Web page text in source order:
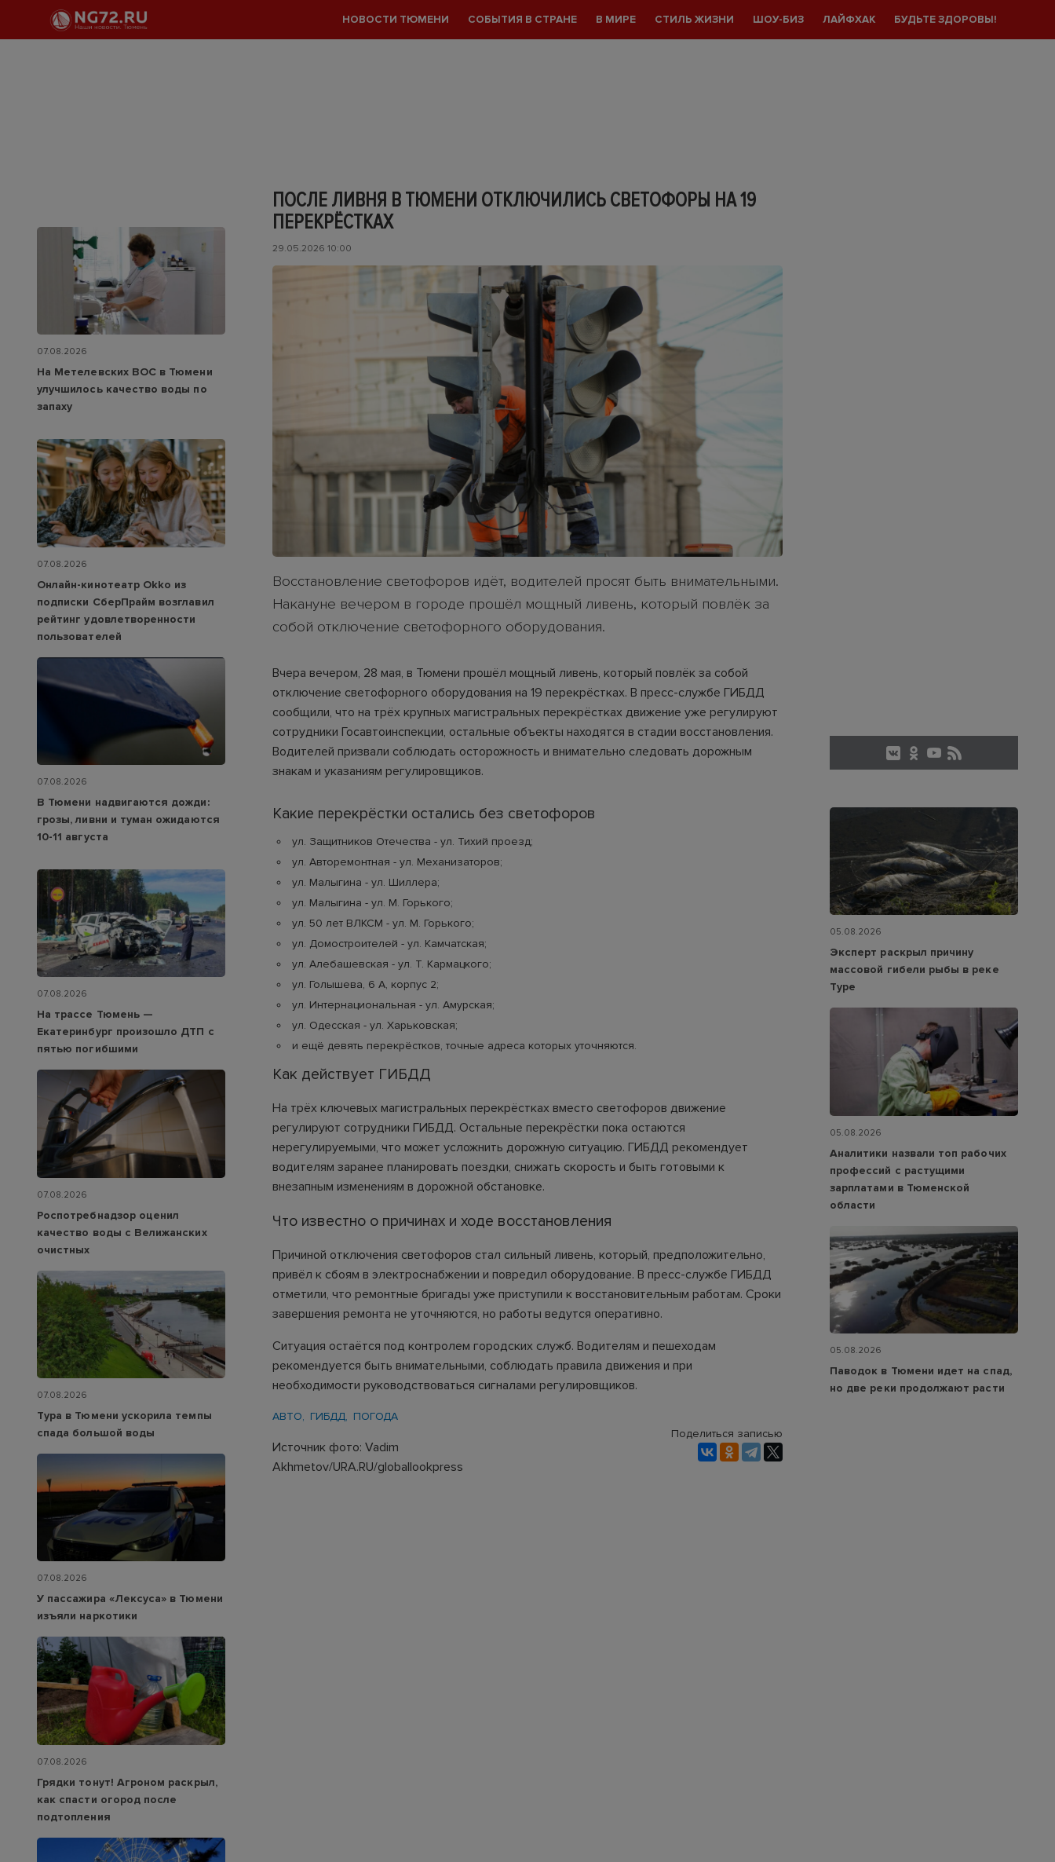
НОВОСТИ ТЮМЕНИ СОБЫТИЯ В СТРАНЕ В МИРЕ СТИЛЬ ЖИЗНИ ШОУ-БИЗ ЛАЙФХАК БУДЬТЕ ЗДОРОВЫ!
ПОСЛЕ ЛИВНЯ В ТЮМЕНИ ОТКЛЮЧИЛИСЬ СВЕТОФОРЫ НА 19
ПЕРЕКРЁСТКАХ
29.05.2026 10:00
Восстановление светофоров идёт, водителей просят быть внимательными.
Накануне вечером в городе прошёл мощный ливень, который повлёк за
собой отключение светофорного оборудования.
Вчера вечером, 28 мая, в Тюмени прошёл мощный ливень, который повлёк за собой
отключение светофорного оборудования на 19 перекрёстках. В пресс-службе ГИБДД
сообщили, что на трёх крупных магистральных перекрёстках движение уже регулируют
сотрудники Госавтоинспекции, остальные объекты находятся в стадии восстановления.
Водителей призвали соблюдать осторожность и внимательно следовать дорожным
знакам и указаниям регулировщиков.
Какие перекрёстки остались без светофоров
ул. Защитников Отечества - ул. Тихий проезд;
ул. Авторемонтная - ул. Механизаторов;
ул. Малыгина - ул. Шиллера;
ул. Малыгина - ул. М. Горького;
ул. 50 лет ВЛКСМ - ул. М. Горького;
ул. Домостроителей - ул. Камчатская;
ул. Алебашевская - ул. Т. Кармацкого;
ул. Голышева, 6 А, корпус 2;
ул. Интернациональная - ул. Амурская;
ул. Одесская - ул. Харьковская;
и ещё девять перекрёстков, точные адреса которых уточняются.
Как действует ГИБДД
На трёх ключевых магистральных перекрёстках вместо светофоров движение
регулируют сотрудники ГИБДД. Остальные перекрёстки пока остаются
нерегулируемыми, что может усложнить дорожную ситуацию. ГИБДД рекомендует
водителям заранее планировать поездки, снижать скорость и быть готовыми к
внезапным изменениям в дорожной обстановке.
Что известно о причинах и ходе восстановления
Причиной отключения светофоров стал сильный ливень, который, предположительно,
привёл к сбоям в электроснабжении и повредил оборудование. В пресс-службе ГИБДД
отметили, что ремонтные бригады уже приступили к восстановительным работам. Сроки
завершения ремонта не уточняются, но работы ведутся оперативно.
Ситуация остаётся под контролем городских служб. Водителям и пешеходам
рекомендуется быть внимательными, соблюдать правила движения и при
необходимости руководствоваться сигналами регулировщиков.
АВТО ГИБДД ПОГОДА
Источник фото: Vadim
Akhmetov/URA.RU/globallookpress
Поделиться записью
07.08.2026
На Метелевских ВОС в Тюмени
улучшилось качество воды по
запаху
07.08.2026
Онлайн-кинотеатр Okko из
подписки СберПрайм возглавил
рейтинг удовлетворенности
пользователей
07.08.2026
В Тюмени надвигаются дожди:
грозы, ливни и туман ожидаются
10-11 августа
07.08.2026
На трассе Тюмень —
Екатеринбург произошло ДТП с
пятью погибшими
07.08.2026
Роспотребнадзор оценил
качество воды с Велижанских
очистных
07.08.2026
Тура в Тюмени ускорила темпы
спада большой воды
07.08.2026
У пассажира «Лексуса» в Тюмени
изъяли наркотики
07.08.2026
Грядки тонут! Агроном раскрыл,
как спасти огород после
подтопления
05.08.2026
Эксперт раскрыл причину
массовой гибели рыбы в реке
Туре
05.08.2026
Аналитики назвали топ рабочих
профессий с растущими
зарплатами в Тюменской
области
05.08.2026
Паводок в Тюмени идет на спад,
но две реки продолжают расти